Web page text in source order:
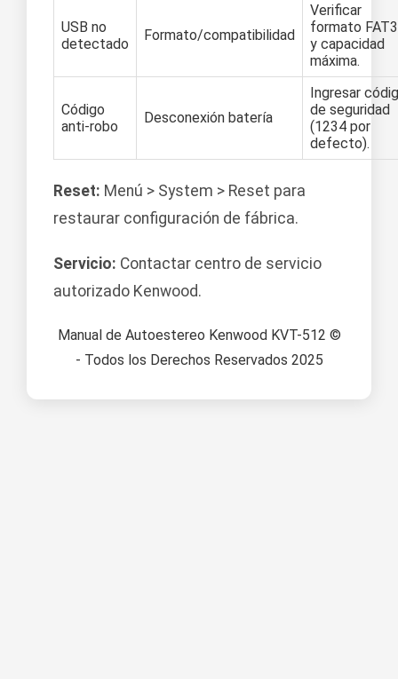
USB no
detectado
Formato/compatibilidad
Verificar
formato
y capacidad
máxima.
Código
anti-robo
Desconexión batería
Ingresar
de seguridad
(1234 por
defecto).
Reset: Menú > System > Reset para
restaurar configuración de fábrica.
Servicio: Contactar centro de servicio
autorizado Kenwood.
Manual de Autoestereo Kenwood KVT-512 ©
- Todos los Derechos Reservados 2025